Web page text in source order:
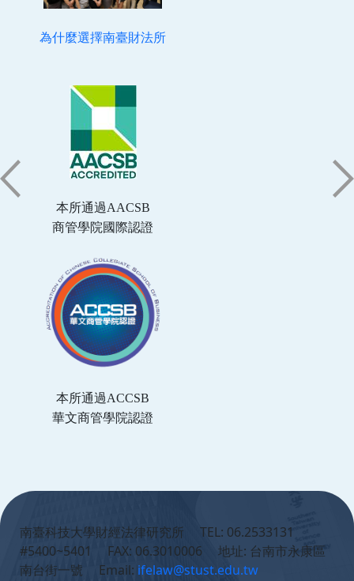
為什麼選擇南臺財法所
本所通過AACSB
商管學院國際認證
本所通過ACCSB
華文商管學院認證
南臺科技大學財經法律研究所 TEL: 06.2533131
#5400~5401 FAX: 06.3010006 地址: 台南市永康區
南台街一號 Email: ifelaw@stust.edu.tw